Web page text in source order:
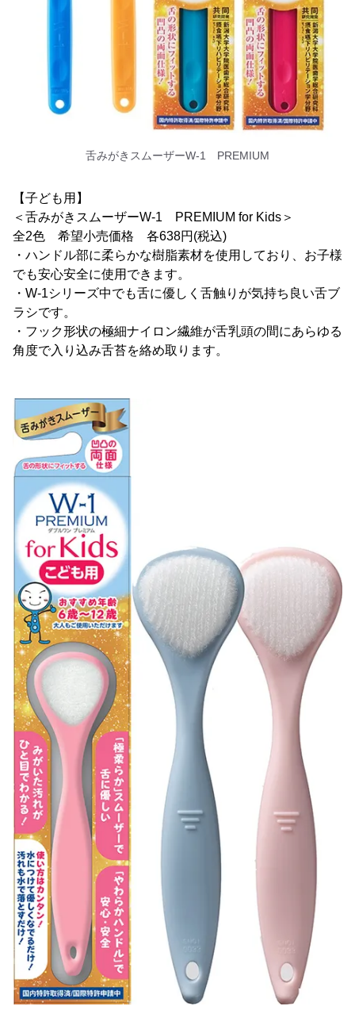
舌みがきスムーザーW-1 PREMIUM
【子ども用】
＜舌みがきスムーザーW-1 PREMIUM for Kids＞
全2色 希望小売価格 各638円(税込)
・ハンドル部に柔らかな樹脂素材を使用しており、お子様
でも安心安全に使用できます。
・W-1シリーズ中でも舌に優しく舌触りが気持ち良い舌ブ
ラシです。
・フック形状の極細ナイロン繊維が舌乳頭の間にあらゆる
角度で入り込み舌苔を絡め取ります。